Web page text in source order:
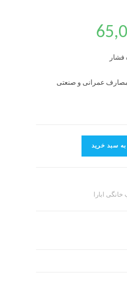
فشار
مصارف عمرانی و صنعتی
به سبد خرید
ابارا